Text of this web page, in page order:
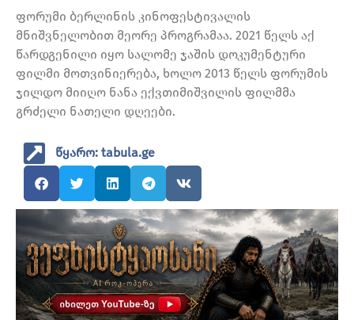
ფორუმი ბერლინის კინოფესტივალის
მნიშვნელობით მეორე პროგრამაა. 2021 წელს აქ
წარდგენილი იყო სალომე ჯაშის დოკუმენტური
ფილმი მოთვინიერება, ხოლო 2013 წელს ფორუმის
ჯილდო მიიღო ნანა ექვთიმიშვილის ფილმმა
გრძელი ნათელი დღეები.
წყარო: tabula.ge